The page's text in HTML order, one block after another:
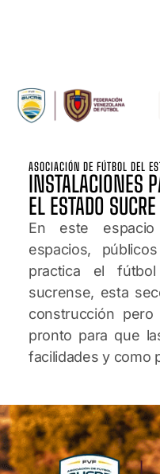
ASOCIACIÓN DE FÚTBOL DEL
INSTALACIONES
EL ESTADO SUCRE
En este
espacios,
practica el
sucrense, esta
construcción
pronto para que
facilidades y como